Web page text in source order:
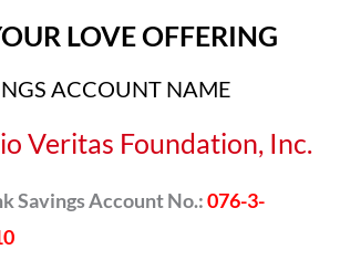
LOVE OFFERING
ACCOUNT NAME
Veritas Foundation, Inc.
Savings Account No.:076-3-